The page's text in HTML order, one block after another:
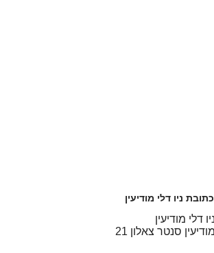
כתובת ניו דלי מודיעין
דלי מודיעין
סנטר צאלון 21